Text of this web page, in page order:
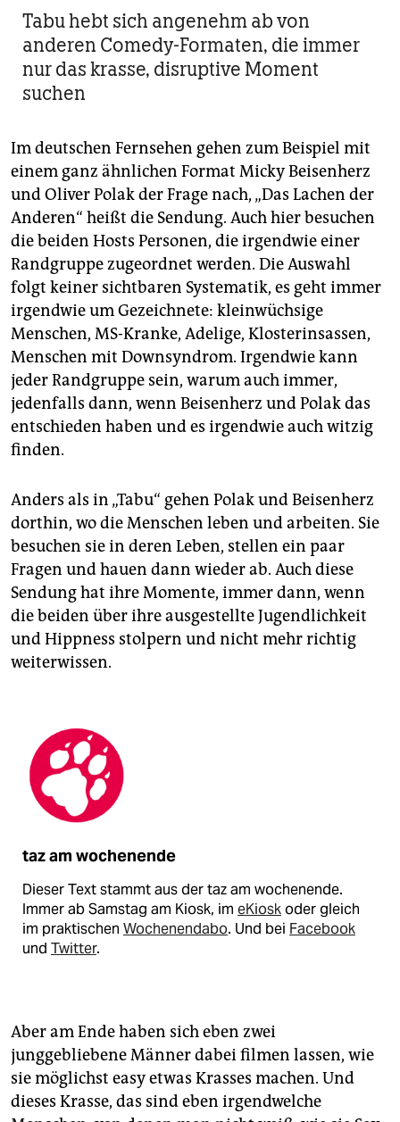
Tabu hebt sich angenehm ab von
anderen Comedy-Formaten, die immer
nur das krasse, disruptive Moment
suchen
Im deutschen Fernsehen gehen zum Beispiel mit
einem ganz ähnlichen Format Micky Beisenherz
und Oliver Polak der Frage nach, „Das Lachen der
Anderen“ heißt die Sendung. Auch hier besuchen
die beiden Hosts Personen, die irgendwie einer
Randgruppe zugeordnet werden. Die Auswahl
folgt keiner sichtbaren Systematik, es geht immer
irgendwie um Gezeichnete: kleinwüchsige
Menschen, MS-Kranke, Adelige, Klosterinsassen,
Menschen mit Downsyndrom. Irgendwie kann
jeder Randgruppe sein, warum auch immer,
jedenfalls dann, wenn Beisenherz und Polak das
entschieden haben und es irgendwie auch witzig
finden.
Anders als in „Tabu“ gehen Polak und Beisenherz
dorthin, wo die Menschen leben und arbeiten. Sie
besuchen sie in deren Leben, stellen ein paar
Fragen und hauen dann wieder ab. Auch diese
Sendung hat ihre Momente, immer dann, wenn
die beiden über ihre ausgestellte Jugendlichkeit
und Hippness stolpern und nicht mehr richtig
weiterwissen.
taz am wochenende
Dieser Text stammt aus der taz am wochenende.
Immer ab Samstag am Kiosk, im eKioskoder gleich
im praktischen Wochenendabo. Und bei Facebook
und Twitter.
Aber am Ende haben sich eben zwei
junggebliebene Männer dabei filmen lassen, wie
sie möglichst easy etwas Krasses machen. Und
dieses Krasse, das sind eben irgendwelche